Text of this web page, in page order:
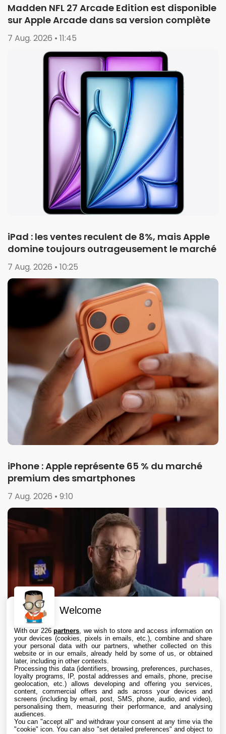
Madden NFL 27 Arcade Edition est disponible
sur Apple Arcade dans sa version complète
7 Aug. 2026 • 11:45
iPad : les ventes reculent de 8%, mais Apple
domine toujours outrageusement le marché
7 Aug. 2026 • 10:25
iPhone : Apple représente 65 % du marché
premium des smartphones
7 Aug. 2026 • 9:10
Procès Apple vs Prosser : Apple critique le
silence du leaker
6 Aug. 2026 • 22:40
Welcome
With our 226partners , we wish to store and access information on
your devices (cookies, pixels in emails, etc.), combine and share
your personal data with our partners, whether collected on this
website or in our emails, already held by some of us, or obtained
later, including in other contexts.
Processing this data (identifiers, browsing, preferences, purchases,
loyalty programs, IP, postal addresses and emails, phone, precise
geolocation, etc.) allows developing and offering you services,
content, commercial offers and ads across your devices and
screens (including by email, post, SMS, phone, audio, and video),
personalising them, measuring their performance, and analysing
audiences.
You can "accept all" and withdraw your consent at any time via the
"cookie" icon. You can also "set detailed preferences" and object to